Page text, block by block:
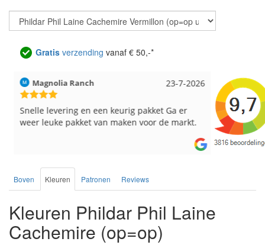
Gratis verzending vanaf € 50,-*
23-7-2026
Magnolia Ranch
Snelle levering en een keurig pakket Ga er
weer leuke pakket van maken voor de markt.
Hilde uit
Reeds
de service.
Boven Kleuren Patronen Reviews
Kleuren Phildar Phil Laine
Cachemire (op=op)